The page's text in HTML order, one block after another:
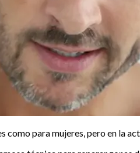
para mujeres, pero en la